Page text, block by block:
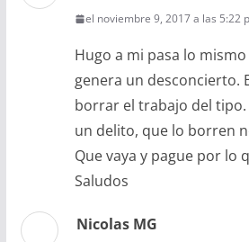
el noviembre 9, 2017 a las 5:22
Hugo a mi pasa lo
genera un desconcierto.
borrar el trabajo del
un delito, que lo borren
Que vaya y pague por lo
Saludos
Nicolas MG